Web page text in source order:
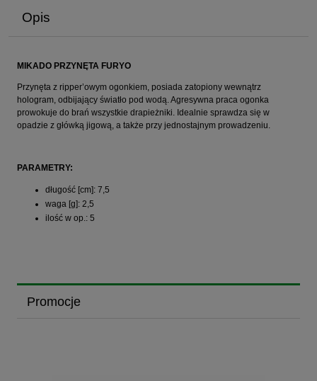
Opis
MIKADO PRZYNĘTA FURYO
Przynęta z ripper’owym ogonkiem, posiada zatopiony wewnątrz
hologram, odbijający światło pod wodą. Agresywna praca ogonka
prowokuje do brań wszystkie drapieżniki. Idealnie sprawdza się w
opadzie z główką jigową, a także przy jednostajnym prowadzeniu.
PARAMETRY:
długość [cm]: 7,5
waga [g]: 2,5
ilość w op.: 5
Promocje